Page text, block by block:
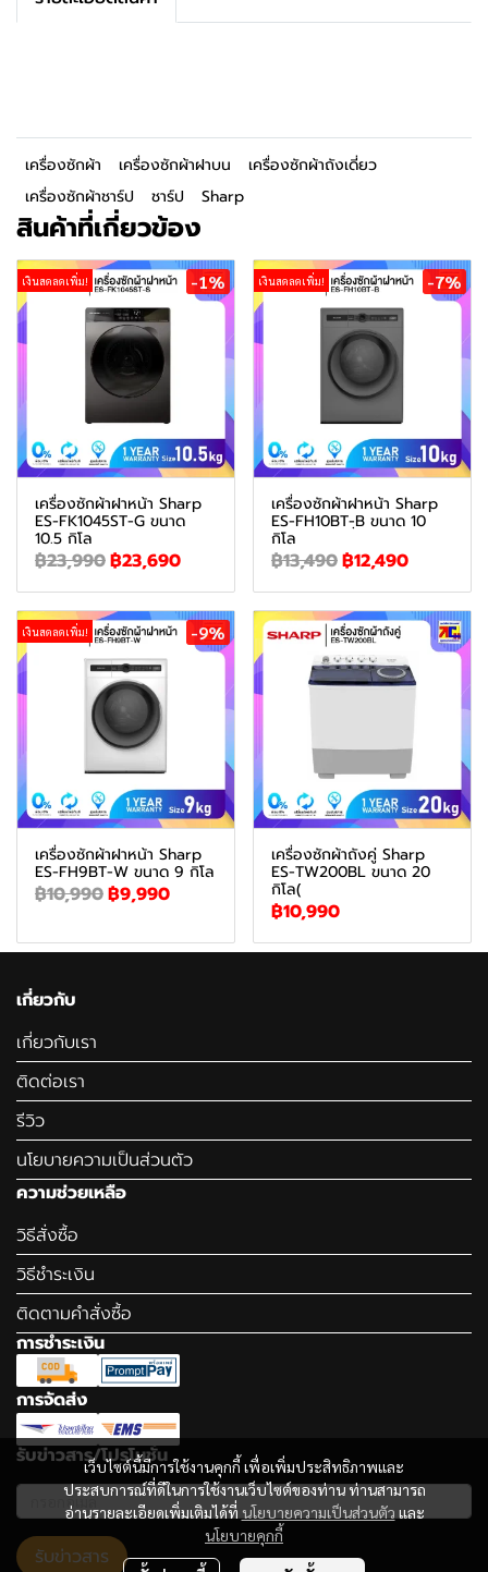
เครื่องซักผ้า เครื่องซักผ้าฝาบน
เครื่องซักผ้าถังเดี่ยว
เครื่องซักผ้าชาร์ป
ชาร์ป Sharp
สินค้าที่เกี่ยวข้อง
เงินสดลดเพิ่ม! -1%
เครื่องซักผ้าฝาหน้า Sharp
ES-FK1045ST-G ขนาด
10.5 กิโล
฿23,990฿23,690
เงินสดลดเพิ่ม! -7%
เครื่องซักผ้าฝาหน้า Sharp
ES-FH10BT-ฺB ขนาด 10
กิโล
฿13,490฿12,490
เงินสดลดเพิ่ม! -9%
เครื่องซักผ้าฝาหน้า Sharp
ES-FH9BT-W ขนาด 9 กิโล
฿10,990฿9,990
เครื่องซักผ้าถังคู่ Sharp
ES-TW200BL ขนาด 20
กิโล(
฿10,990
เว็บไซต์นี้มีการใช้งานคุกกี้ เพื่อเพิ่มประสิทธิภาพและ
ประสบการณ์ที่ดีในการใช้งานเว็บไซต์ของท่าน ท่านสามารถ
อ่านรายละเอียดเพิ่มเติมได้ที่ นโยบายความเป็นส่วนตัว และ
นโยบายคุกกี้
เกี่ยวกับ
เกี่ยวกับเรา
ติดต่อเรา
รีวิว
นโยบายความเป็นส่วนตัว
ความช่วยเหลือ
วิธีสั่งซื้อ
วิธีชำระเงิน
ติดตามคำสั่งซื้อ
การชำระเงิน
การจัดส่ง
รับข่าวสาร/โปรโมชั่น
รับข่าวสาร